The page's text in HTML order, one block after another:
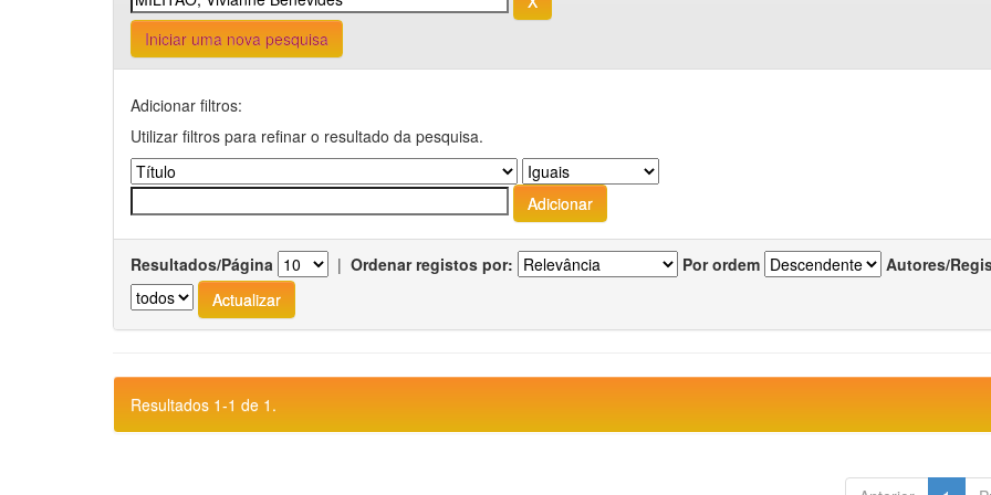
Iniciar uma nova pesquisa
Adicionar filtros:
Utilizar filtros para refinar o resultado da pesquisa.
Resultados/Página | Ordenar registos por: Por ordem Autores/
Resultados 1-1 de 1.